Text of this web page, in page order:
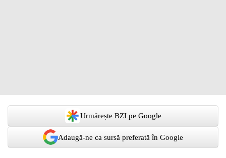
Urmărește BZI pe Google
Adaugă-ne ca sursă preferată în Google